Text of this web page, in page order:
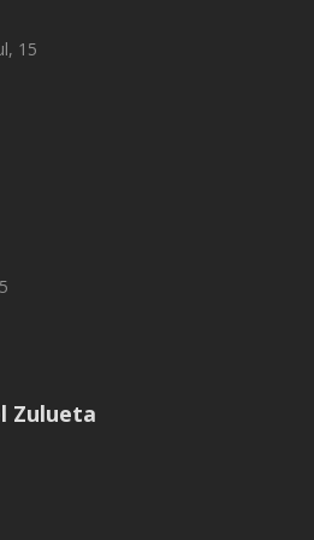
15
Zulueta